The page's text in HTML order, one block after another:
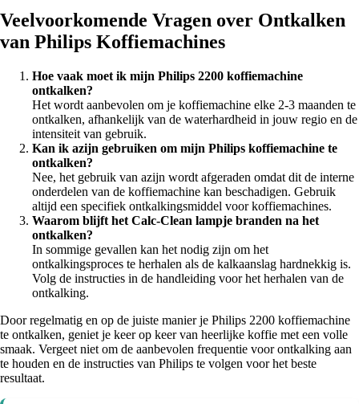
Veelvoorkomende Vragen over Ontkalken
van Philips Koffiemachines
Hoe vaak moet ik mijn Philips 2200 koffiemachine
ontkalken?
Het wordt aanbevolen om je koffiemachine elke 2-3 maanden te
ontkalken, afhankelijk van de waterhardheid in jouw regio en de
intensiteit van gebruik.
Kan ik azijn gebruiken om mijn Philips koffiemachine te
ontkalken?
Nee, het gebruik van azijn wordt afgeraden omdat dit de interne
onderdelen van de koffiemachine kan beschadigen. Gebruik
altijd een specifiek ontkalkingsmiddel voor koffiemachines.
Waarom blijft het Calc-Clean lampje branden na het
ontkalken?
In sommige gevallen kan het nodig zijn om het
ontkalkingsproces te herhalen als de kalkaanslag hardnekkig is.
Volg de instructies in de handleiding voor het herhalen van de
ontkalking.
Door regelmatig en op de juiste manier je Philips 2200 koffiemachine
te ontkalken, geniet je keer op keer van heerlijke koffie met een volle
smaak. Vergeet niet om de aanbevolen frequentie voor ontkalking aan
te houden en de instructies van Philips te volgen voor het beste
resultaat.